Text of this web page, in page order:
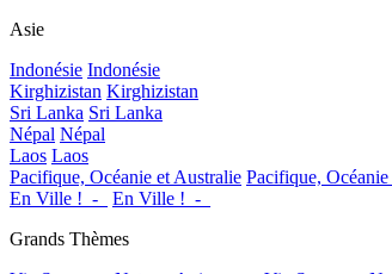
Asie
Indonésie Indonésie
Kirghizistan Kirghizistan
Sri Lanka Sri Lanka
Népal Népal
Laos Laos
Pacifique, Océanie et Australie Pacifique,
En Ville !_-_
En Ville !_-_
Grands Thèmes